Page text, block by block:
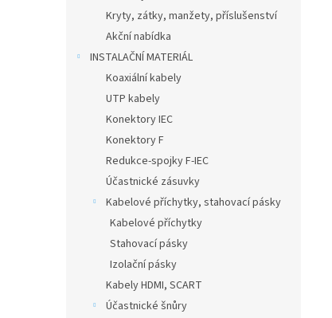
Kryty, zátky, manžety, příslušenství
Akční nabídka
INSTALAČNÍ MATERIÁL
Koaxiální kabely
UTP kabely
Konektory IEC
Konektory F
Redukce-spojky F-IEC
Účastnické zásuvky
Kabelové příchytky, stahovací pásky
Kabelové příchytky
Stahovací pásky
Izolační pásky
Kabely HDMI, SCART
Účastnické šnůry